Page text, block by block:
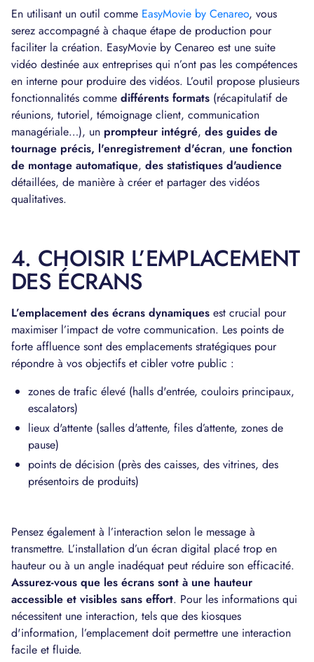
En utilisant un outil comme EasyMovie by Cenareo, vous
serez accompagné à chaque étape de production pour
faciliter la création. EasyMovie by Cenareo est une suite
vidéo destinée aux entreprises qui n’ont pas les compétences
en interne pour produire des vidéos. L’outil propose plusieurs
fonctionnalités comme différents formats (récapitulatif de
réunions, tutoriel, témoignage client, communication
managériale…), un prompteur intégré, des guides de
tournage précis, l'enregistrement d'écran, une fonction
de montage automatique, des statistiques d'audience
détaillées, de manière à créer et partager des vidéos
qualitatives.
4. CHOISIR L’EMPLACEMENT
DES ÉCRANS
L’emplacement des écrans dynamiques est crucial pour
maximiser l’impact de votre communication. Les points de
forte affluence sont des emplacements stratégiques pour
répondre à vos objectifs et cibler votre public :
zones de trafic élevé (halls d'entrée, couloirs principaux,
escalators)
lieux d'attente (salles d'attente, files d’attente, zones de
pause)
points de décision (près des caisses, des vitrines, des
présentoirs de produits)
Pensez également à l’interaction selon le message à
transmettre. L’installation d’un écran digital placé trop en
hauteur ou à un angle inadéquat peut réduire son efficacité.
Assurez-vous que les écrans sont à une hauteur
accessible et visibles sans effort. Pour les informations qui
nécessitent une interaction, tels que des kiosques
d'information, l’emplacement doit permettre une interaction
facile et fluide.